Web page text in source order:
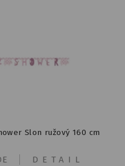
Slon ružový 160 cm
DETAIL